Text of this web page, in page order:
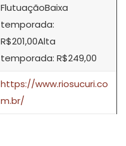
FlutuaçãoBaixa
temporada:
R$201,00Alta
temporada: R$249,00
https://www.riosucuri.co
m.br/